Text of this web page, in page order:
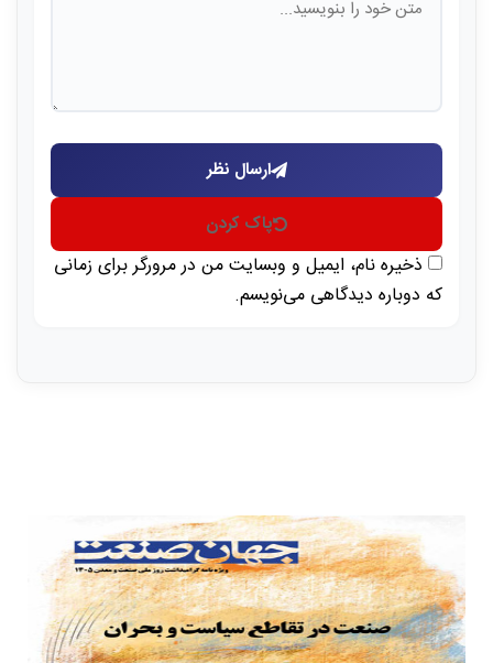
ارسال نظر
پاک کردن
ذخیره نام، ایمیل و وبسایت من در مرورگر برای زمانی
که دوباره دیدگاهی می‌نویسم.